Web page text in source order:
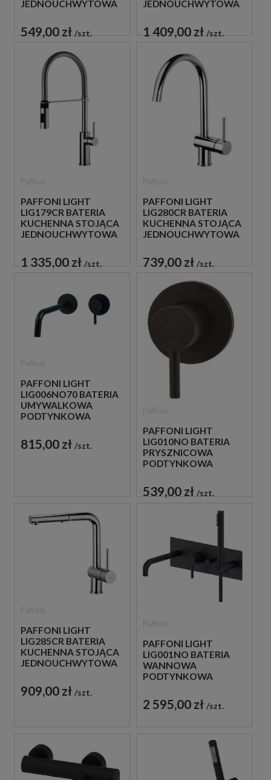
JEDNOUCHWYTOWA
549,00 zł szt.
JEDNOUCHWYTOWA
1 409,00 zł szt.
PAFFONI LIGHT
LIG179CR BATERIA
KUCHENNA STOJĄCA
JEDNOUCHWYTOWA
1 335,00 zł szt.
PAFFONI LIGHT
LIG280CR BATERIA
KUCHENNA STOJĄCA
JEDNOUCHWYTOWA
739,00 zł szt.
PAFFONI LIGHT
LIG006NO70 BATERIA
UMYWALKOWA
PODTYNKOWA
CZARNA
815,00 zł szt.
PAFFONI LIGHT
LIG010NO BATERIA
PRYSZNICOWA
PODTYNKOWA
CZARNA
539,00 zł szt.
PAFFONI LIGHT
LIG285CR BATERIA
KUCHENNA STOJĄCA
JEDNOUCHWYTOWA
909,00 zł szt.
PAFFONI LIGHT
LIG001NO BATERIA
WANNOWA
PODTYNKOWA
CZARNA
2 595,00 zł szt.